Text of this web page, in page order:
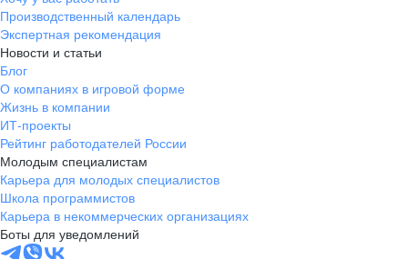
+7 423 202-33-28
pr@dv.hh.ru
Новосибирск
ул. Большевистская, д. 35,
помещение 21
+7 383 207-94-64
pr@nsk.hh.ru
Минск
пр-т Дзержинского, д. 57,
Производственный календарь
Экспертная рекомендация
Новости и статьи
Блог
О компаниях в игровой форме
Жизнь в компании
ИТ-проекты
Рейтинг работодателей России
Молодым специалистам
Карьера для молодых специалистов
Школа программистов
Карьера в некоммерческих организациях
Боты для уведомлений